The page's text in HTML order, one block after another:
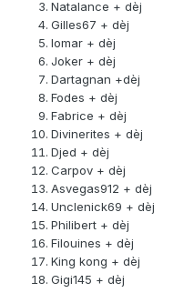
Natalance + dèj
Gilles67 + dèj
lomar + dèj
Joker + dèj
Dartagnan +dèj
Fodes + dèj
Fabrice + dèj
Divinerites + dèj
Djed + dèj
Carpov + dèj
Asvegas912 + dèj
Unclenick69 + dèj
Philibert + dèj
Filouines + dèj
King kong + dèj
Gigi145 + dèj